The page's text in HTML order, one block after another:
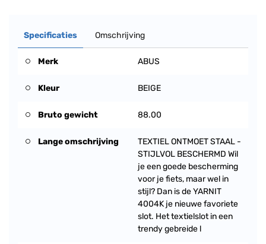
Specificaties Omschrijving
Merk ABUS
Kleur BEIGE
Bruto gewicht 88.00
Lange omschrijving
TEXTIEL ONTMOET STAAL -
STIJLVOL BESCHERMD Wil
je een goede bescherming
voor je fiets, maar wel in
stijl? Dan is de YARNIT
4004K je nieuwe favoriete
slot. Het textielslot in een
trendy gebreide l